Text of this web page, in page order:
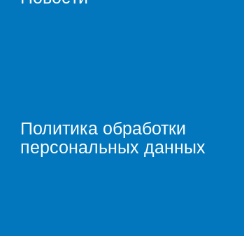
Политика обработки
персональных данных